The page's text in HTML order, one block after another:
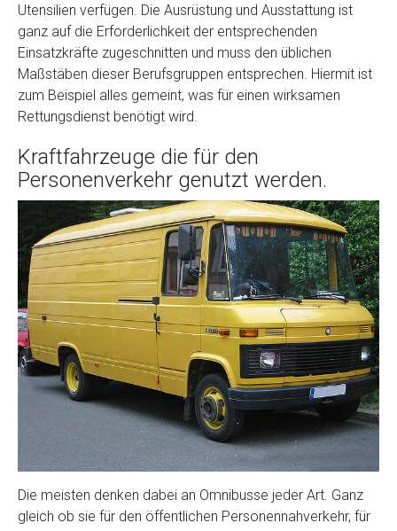
Utensilien verfügen. Die Ausrüstung und Ausstattung ist
ganz auf die Erforderlichkeit der entsprechenden
Einsatzkräfte zugeschnitten und muss den üblichen
Maßstäben dieser Berufsgruppen entsprechen. Hiermit ist
zum Beispiel alles gemeint, was für einen wirksamen
Rettungsdienst benötigt wird.
Kraftfahrzeuge die für den
Personenverkehr genutzt werden.
Die meisten denken dabei an Omnibusse jeder Art. Ganz
gleich ob sie für den öffentlichen Personennahverkehr, für